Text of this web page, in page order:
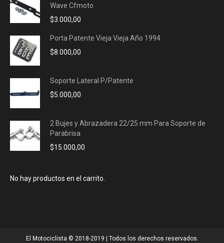
Wave Cfmoto
$3.000,00
Porta Patente Vieja Vieja Año 1994
$8.000,00
Soporte Lateral P/Patente
$5.000,00
2 Bujes y Abrazadera 22/25 mm Para Soporte de
Parabrisa
$15.000,00
No hay productos en el carrito.
El Motociclista © 2018-2019 | Todos los derechos reservados.